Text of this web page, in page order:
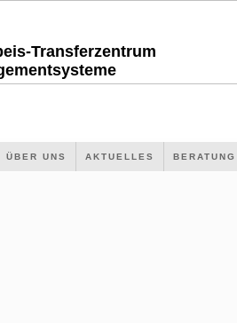
Transferzentrum
ÜBER UNS AKTUELLES